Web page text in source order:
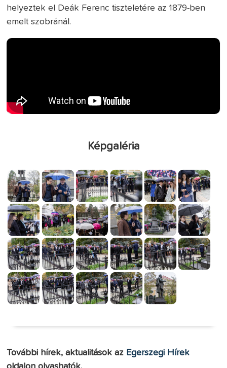
helyeztek el Deák Ferenc tiszteletére az 1879-ben
emelt szobránál.
Képgaléria
További hírek, aktualitások az Egerszegi Hírek